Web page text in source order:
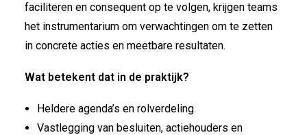
faciliteren en consequent op te volgen, krijgen teams
het instrumentarium om verwachtingen om te zetten
in concrete acties en meetbare resultaten.
Wat betekent dat in de praktijk?
Heldere agenda’s en rolverdeling.
Vastlegging van besluiten, actiehouders en